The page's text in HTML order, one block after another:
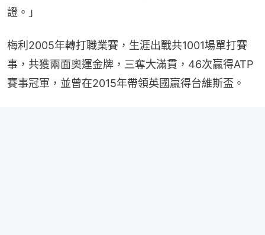
證。」
梅利2005年轉打職業賽，生涯出戰共1001場單打賽
事，共獲兩面奧運金牌，三奪大滿貫，46次贏得ATP
賽事冠軍，並曾在2015年帶領英國贏得台維斯盃。